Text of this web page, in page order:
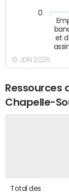
et
0
© JDN 2026
Ressources
Chapelle-
Total des